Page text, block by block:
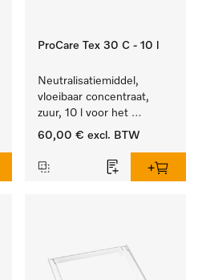
ProCare Tex 30 C - 10 l
Neutralisatiemiddel,
vloeibaar concentraat,
zuur, 10 l voor het
optimaal beschermen van
betrouwbare neutralisatie.
60,00 € excl. BTW